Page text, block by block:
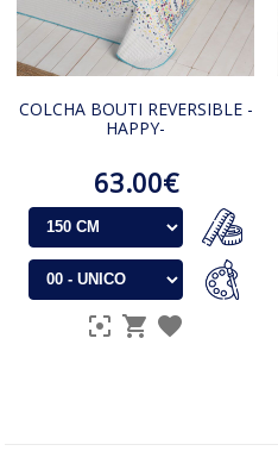
COLCHA BOUTI REVERSIBLE -
HAPPY-
63.00€